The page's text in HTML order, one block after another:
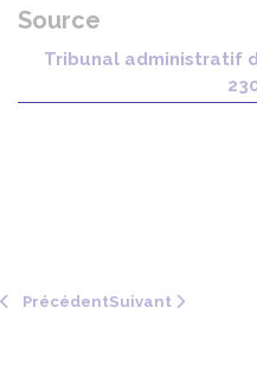
Source
Tribunal administratif
PrécédentSuivant